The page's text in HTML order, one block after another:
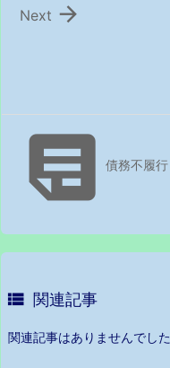

Next
債務不履行
 関連記事
関連記事はありませんでした